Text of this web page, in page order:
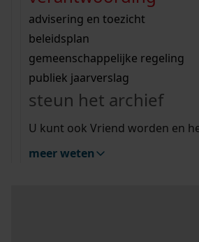
bouwvergunningen
omgevingsvergunningen
vergunningen
beeld en geluid
uitleg nodig?
Wij helpen u op weg met een
bekijk alle zoektips
Wij helpen u op weg met een
bekijk alle zoektips
bekijk ons geschiedenislokaal
advisering en toezicht
beleidsplan
gemeenschappelijke regeling
publiek jaarverslag
steun het archief
U kunt ook Vriend worden en
meer weten
zoektips
Mijn Studiezaal (inloggen)